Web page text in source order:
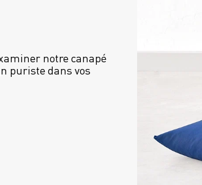
notre canapé
puriste dans vos